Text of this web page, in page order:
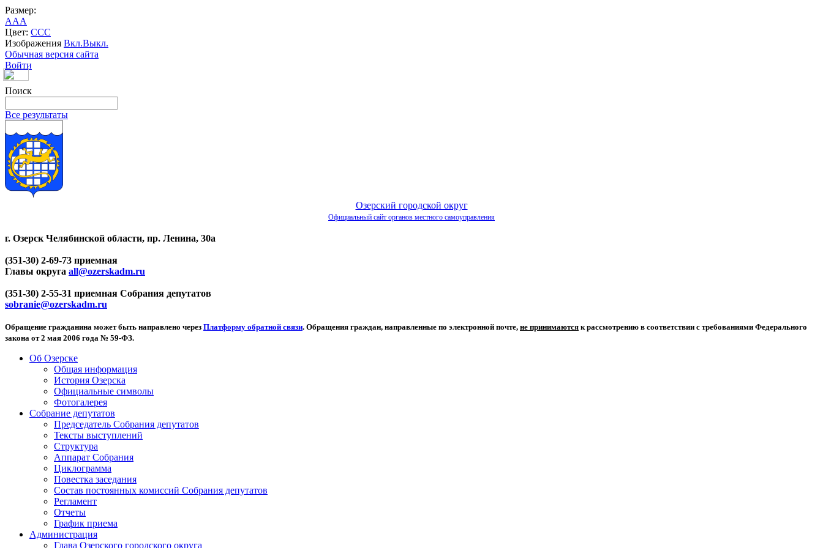
Размер:
AAA
Цвет: CCC
Изображения Вкл.Выкл.
Обычная версия сайта
Войти
Поиск
Все результаты
Озерский городской округ
Официальный сайт органов местного самоуправления
г. Озерск Челябинской области, пр. Ленина, 30а
(351-30) 2-69-73 приемная
Главы округа all@ozerskadm.ru
(351-30) 2-55-31 приемная Собрания депутатов
sobranie@ozerskadm.ru
Обращение гражданина может быть направлено через Платформу обратной связи. Обращения граждан, направленные по электронной почте, не принимаются к рассмотрению в соответствии с требованиями Федерального
закона от 2 мая 2006 года № 59-ФЗ.
Об Озерске
Общая информация
История Озерска
Официальные символы
Фотогалерея
Собрание депутатов
Председатель Собрания депутатов
Тексты выступлений
Структура
Аппарат Собрания
Циклограмма
Повестка заседания
Состав постоянных комиссий Собрания депутатов
Регламент
Отчеты
График приема
Администрация
Глава Озерского городского округа